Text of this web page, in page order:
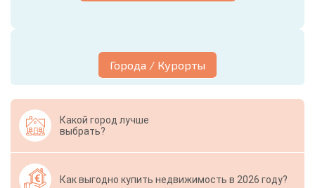
Города / Курорты
Какой город лучше
выбрать?
Как выгодно купить недвижимость в 2026 году?